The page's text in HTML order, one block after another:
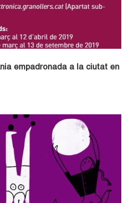
empadronada a la ciutat en